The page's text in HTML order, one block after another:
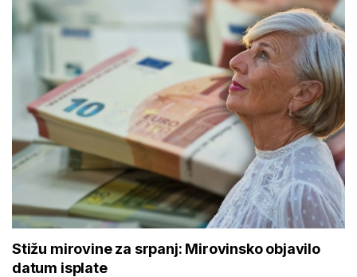
Stižu mirovine za srpanj: Mirovinsko objavilo
datum isplate